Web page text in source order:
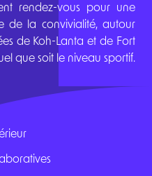
rendez-vous pour une
de la convivialité, autour
de Koh-Lanta et de Fort
que soit le niveau sportif.